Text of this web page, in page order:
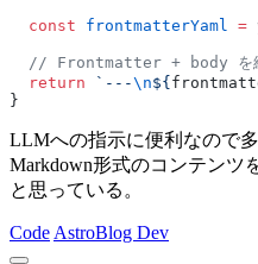
  const
frontmatterYaml =
// Frontmatter + body を
  return
`---\n${
}
LLMへの指示に便利なので
Markdown形式のコンテンツ
と思っている。
Code AstroBlog Dev